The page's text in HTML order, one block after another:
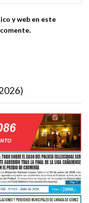
y web en este